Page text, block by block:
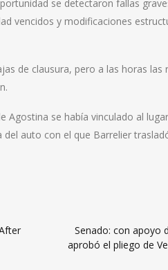
se detectaron fallas
vencidos y modificaciones
de clausura, pero a las horas
se había vinculado al
auto con el que Barrelier
Senado: con apoyo
aprobó el pliego de